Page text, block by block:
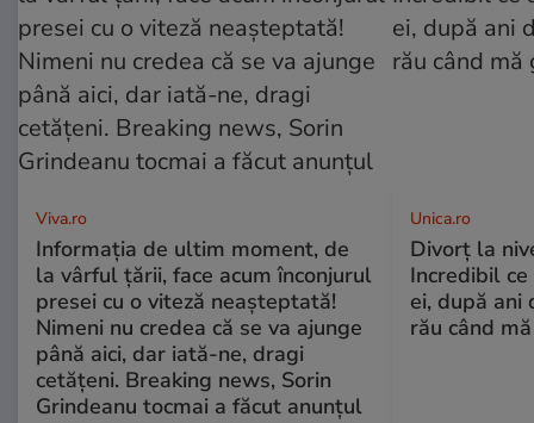
Viva.ro
Informația de ultim moment, de
la vârful țării, face acum înconjurul
presei cu o viteză neașteptată!
Nimeni nu credea că se va ajunge
până aici, dar iată-ne, dragi
cetățeni. Breaking news, Sorin
Grindeanu tocmai a făcut anunțul
Unica.ro
Divorț la
Incredibil
ei, după ani
rău când